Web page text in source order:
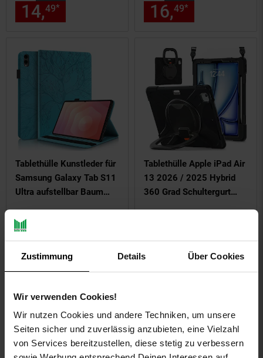
Zustimmung Details Über Cookies
Wir verwenden Cookies!
Wir nutzen Cookies und andere Techniken, um unsere
Seiten sicher und zuverlässig anzubieten, eine Vielzahl
von Services bereitzustellen, diese stetig zu verbessern
14,49* € Sternchen
16,49*
Tablethülle Kunstleder für
Samsung Galaxy Tab S11
Ultra aufstellbar Baum
21,99*nur 21,99€ Sternchen
Tablethülle Apple iPad Air
13 2026 / 2025 Hybrid
360 Grad Schultergurt
28,99*nur 28,99